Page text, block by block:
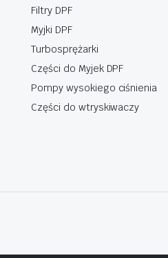
Filtry DPF
Myjki DPF
Turbosprężarki
Części do Myjek DPF
Pompy wysokiego ciśnienia
Części do wtryskiwaczy